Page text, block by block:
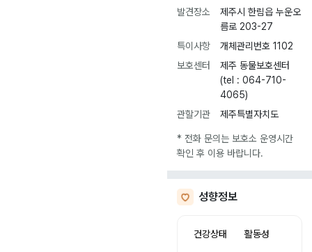
발견장소
제주시 한림읍 누운오
름로 203-27
특이사항
개체관리번호 1102
보호센터
제주 동물보호센터
(tel : 064-710-
4065)
관할기관
제주특별자치도
* 전화 문의는 보호소 운영시간
확인 후 이용 바랍니다.
성향정보
건강상태 활동성